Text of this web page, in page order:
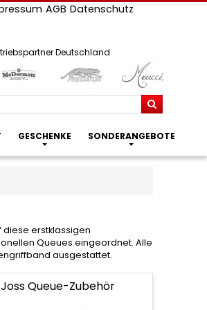
AGB Datenschutz
Deutschland
Suchen
GESCHENKE SONDERANGEBOTE
diese erstklassigen
Queues eingeordnet. Alle
ausgestattet.
Joss Queue-Zubehör